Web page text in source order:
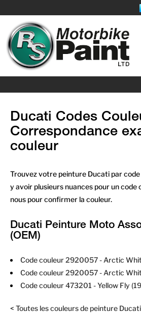
Ducati Codes
Correspondance
couleur
Trouvez votre peinture Ducati par
y avoir plusieurs nuances pour un code
nous pour confirmer la couleur.
Ducati Peinture Moto
(OEM)
Code couleur 2920057 - Arctic
Code couleur 2920057 - Arctic
Code couleur 473201 -Yellow Fly
< Toutes les couleurs de peinture Ducati